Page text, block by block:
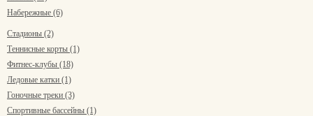
Набережные (6)
Стадионы (2)
Теннисные корты (1)
Фитнес-клубы (18)
Ледовые катки (1)
Гоночные треки (3)
Спортивные бассейны (1)